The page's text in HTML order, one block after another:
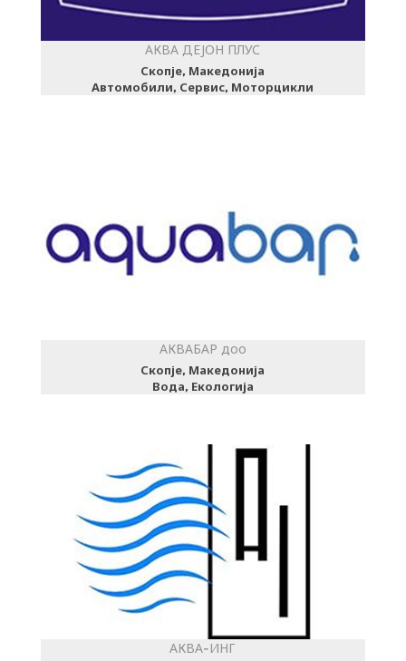
АКВА ДЕЈОН ПЛУС
Скопје, Македонија
Автомобили, Сервис, Моторцикли
АКВАБАР доо
Скопје, Македонија
Вода, Екологија
АКВА-ИНГ